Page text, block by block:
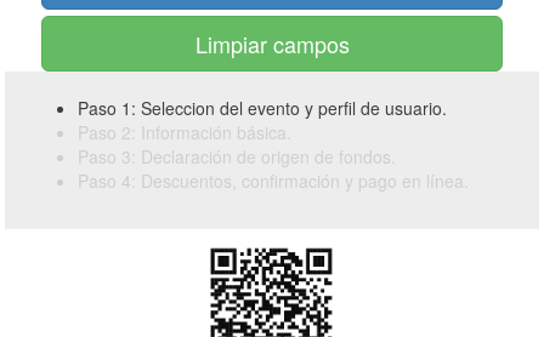
Limpiar campos
Paso 1: Seleccion del evento y perfil de usuario.
Paso 2: Información básica.
Paso 3: Declaración de origen de fondos.
Paso 4: Descuentos, confirmación y pago en línea.